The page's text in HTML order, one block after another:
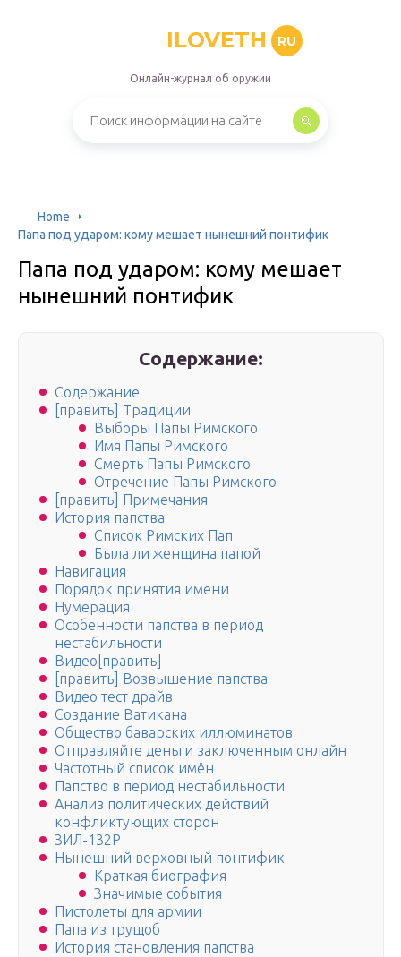
ILOVETH RU
Онлайн-журнал об оружии
Home
Папа под ударом: кому мешает нынешний понтифик
Папа под ударом: кому мешает
нынешний понтифик
Содержание:
Содержание
[править] Традиции
Выборы Папы Римского
Имя Папы Римского
Смерть Папы Римского
Отречение Папы Римского
[править] Примечания
История папства
Список Римских Пап
Была ли женщина папой
Навигация
Порядок принятия имени
Нумерация
Особенности папства в период
нестабильности
Видео[править]
[править] Возвышение папства
Видео тест драйв
Создание Ватикана
Общество баварских иллюминатов
Отправляйте деньги заключенным онлайн
Частотный список имён
Папство в период нестабильности
Анализ политических действий
конфликтующих сторон
ЗИЛ-132Р
Нынешний верховный понтифик
Краткая биография
Значимые события
Пистолеты для армии
Папа из трущоб
История становления папства